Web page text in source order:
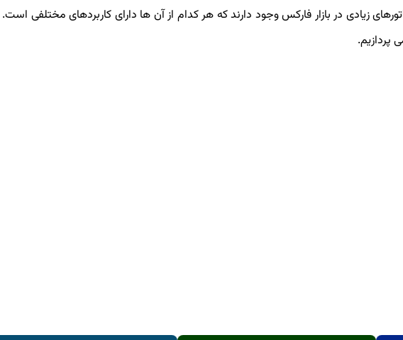
زیادی در بازار فارکس وجود دارند که هر کدام از آن ها دارای کاربردهای مختلفی است.
پردازیم.